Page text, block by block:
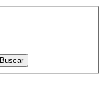
Buscar